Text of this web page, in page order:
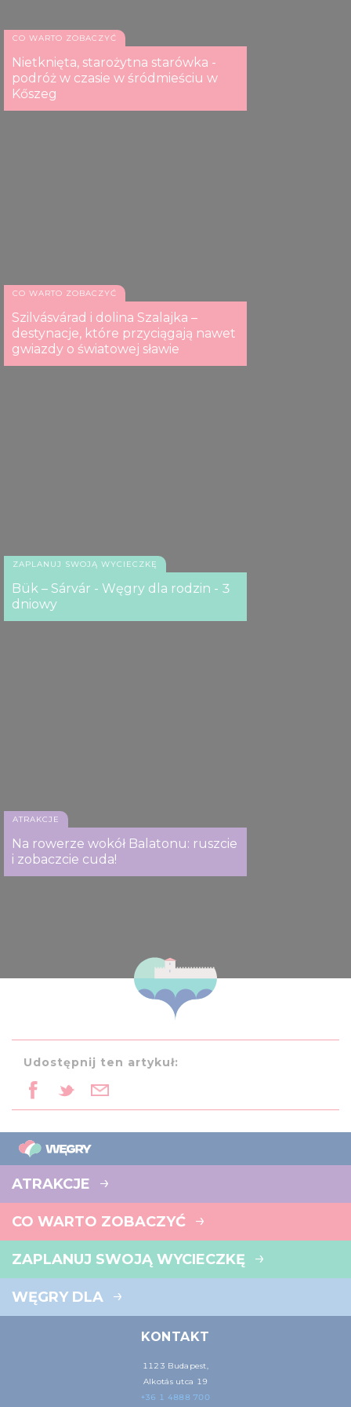
CO WARTO ZOBACZYĆ
Nietknięta, starożytna starówka -
podróż w czasie w śródmieściu w
Kőszeg
CO WARTO ZOBACZYĆ
Szilvásvárad i dolina Szalajka –
destynacje, które przyciągają nawet
gwiazdy o światowej sławie
ZAPLANUJ SWOJĄ WYCIECZKĘ
Bük – Sárvár - Węgry dla rodzin - 3
dniowy
ATRAKCJE
Na rowerze wokół Balatonu: ruszcie
i zobaczcie cuda!
Udostępnij ten artykuł:
ATRAKCJE
CO WARTO ZOBACZYĆ
ZAPLANUJ SWOJĄ WYCIECZKĘ
WĘGRY DLA
KONTAKT
1123 Budapest,
Alkotás utca 19
+36 1 4888 700